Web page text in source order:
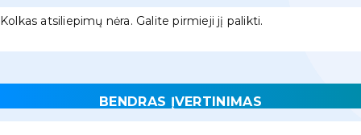
Kolkas atsiliepimų nėra. Galite pirmieji jį palikti.
BENDRAS ĮVERTINIMAS